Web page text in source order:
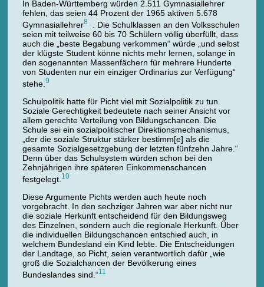
In Baden-Württemberg würden 2.511 Gymnasiallehrer
fehlen, das seien 44 Prozent der 1965 aktiven 5.678
Gymnasiallehrer8
. Die Schulklassen an den Volksschulen
seien mit teilweise 60 bis 70 Schülern völlig überfüllt, dass
auch die „beste Begabung verkommen“ würde „und selbst
der klügste Student könne nichts mehr lernen, solange in
den sogenannten Massenfächern für mehrere Hunderte
von Studenten nur ein einziger Ordinarius zur Verfügung“
stehe. 9
Schulpolitik hatte für Picht viel mit Sozialpolitik zu tun.
Soziale Gerechtigkeit bedeutete nach seiner Ansicht vor
allem gerechte Verteilung von Bildungschancen. Die
Schule sei ein sozialpolitischer Direktionsmechanismus,
„der die soziale Struktur stärker bestimm[e] als die
gesamte Sozialgesetzgebung der letzten fünfzehn Jahre.“
Denn über das Schulsystem würden schon bei den
Zehnjährigen ihre späteren Einkommenschancen
festgelegt. 10
Diese Argumente Pichts werden auch heute noch
vorgebracht. In den sechziger Jahren war aber nicht nur
die soziale Herkunft entscheidend für den Bildungsweg
des Einzelnen, sondern auch die regionale Herkunft. Über
die individuellen Bildungschancen entschied auch, in
welchem Bundesland ein Kind lebte. Die Entscheidungen
der Landtage, so Picht, seien verantwortlich dafür „wie
groß die Sozialchancen der Bevölkerung eines
Bundeslandes sind.“11